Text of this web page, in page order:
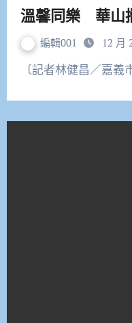
溫馨同樂 華山
編輯001 12 月
〔記者林健昌／嘉